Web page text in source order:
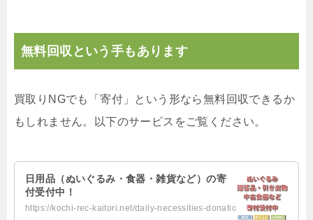
無料回収という手もあります
買取りNGでも「寄付」という形なら無料回収できるか
もしれません。以下のサービスをご覧ください。
日用品（ぬいぐるみ・食器・雑貨など）の寄
付受付中！
https://kochi-rec-kaitori.net/daily-necessities-donation